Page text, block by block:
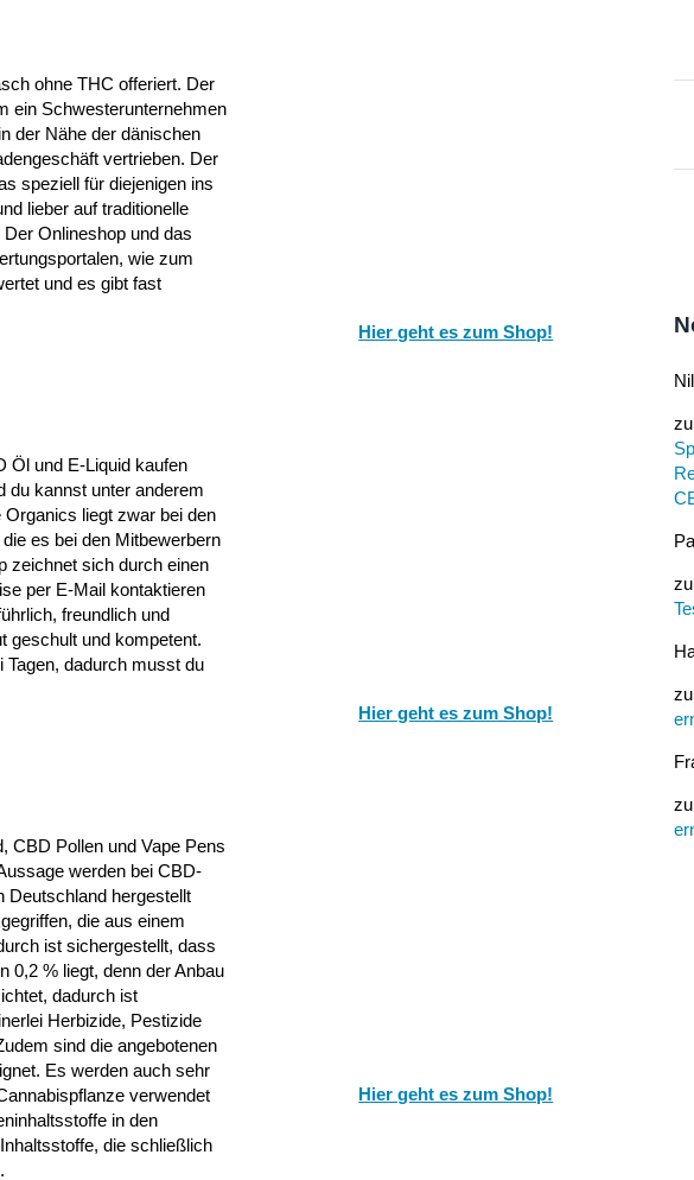
ohne THC offeriert. Der
ein Schwesterunternehmen
der Nähe der dänischen
vertrieben. Der
speziell für diejenigen ins
lieber auf traditionelle
Onlineshop und das
wie zum
und es gibt fast
Hier geht es zum Shop!
Öl und E-Liquid kaufen
du kannst unter anderem
liegt zwar bei den
es bei den Mitbewerbern
zeichnet sich durch einen
per E-Mail kontaktieren
freundlich und
geschult und kompetent.
Tagen, dadurch musst du
Hier geht es zum Shop!
CBD Pollen und Vape Pens
werden bei CBD-
Deutschland hergestellt
die aus einem
ist sichergestellt, dass
0,2 % liegt, denn der Anbau
dadurch ist
Herbizide, Pestizide
sind die angebotenen
Es werden auch sehr
verwendet
in den
die schließlich
Hier geht es zum Shop!
zu
zu
zu
zu